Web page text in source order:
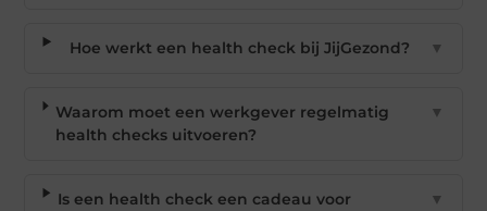
Hoe werkt een health check bij JijGezond? ▼
Waarom moet een werkgever regelmatig
health checks uitvoeren?
▼
Is een health check een cadeau voor ▼